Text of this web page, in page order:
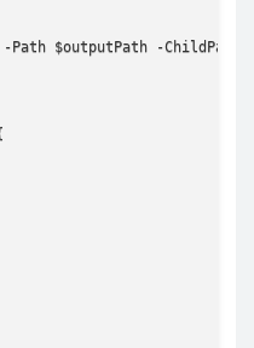
-Path $outputPath -